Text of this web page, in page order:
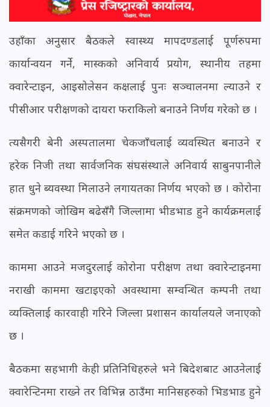
उहाँका अनुसार बैठकले स्वास्थ्य मापदण्डलाई पूर्णरुपमा
कार्यान्वयन गर्ने, मास्कको अनिवार्य प्रयोग, स्थानीय तहमा
क्वारेन्टाइन, आइसोलेसन कक्षलाई पुनः सञ्चालनमा ल्याउने र
पीसीआर परीक्षणको दायरा फराकिलो बनाउने निर्णय गरेको छ ।
त्यसैगरी बेनी अस्पतालमा चेकजाँचलाई व्यवस्थित बनाउने र
हरेक निजी तथा सार्वजनिक संघसंस्थाले अनिवार्य साबुनपानीले
हात धुने ब्यवस्था मिलाउने लगायतका निर्णय भएको छ । कोरोना
संक्रमणको जोखिम बढेसँगै जिल्लामा भीडभाड हुने कार्यक्रमलाई
समेत कडाई गरिने भएको छ ।
काममा आउने मजदुरलाई कोरोना परीक्षण तथा क्वारेन्टाइनमा
नराखी काममा खटाइएको अवस्थामा सम्वन्धित कम्पनी तथा
व्यक्तिलाई कारवाही गरिने जिल्ला प्रशासन कार्यालयले जनाएको
छ ।
बैठकमा सहभागी केही प्रतिनिधिहरुले भने बिदेशबाट आउनेलाई
क्वारेन्टिनमा राख्ने तर विभिन्न ठाउँमा मानिसहरुको भिडभाड हुने